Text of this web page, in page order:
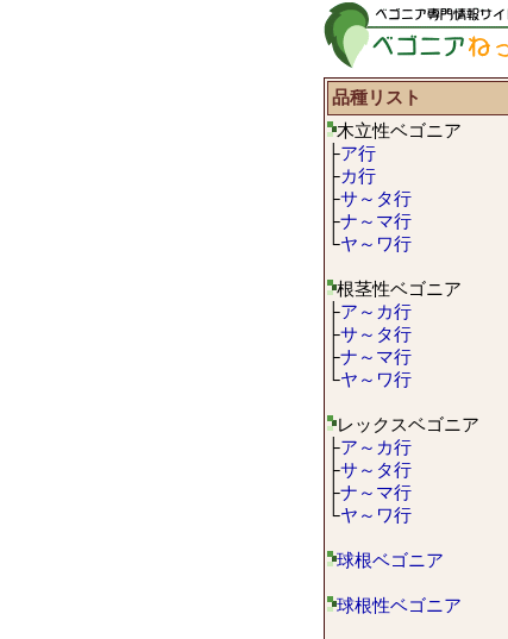
品種リスト
木立性ベゴニア
├ア行
├カ行
├サ～タ行
├ナ～マ行
└ヤ～ワ行
根茎性ベゴニア
├ア～カ行
├サ～タ行
├ナ～マ行
└ヤ～ワ行
レックスベゴニア
├ア～カ行
├サ～タ行
├ナ～マ行
└ヤ～ワ行
球根ベゴニア
球根性ベゴニア